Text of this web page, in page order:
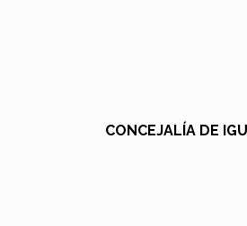
CONCEJALÍA DE